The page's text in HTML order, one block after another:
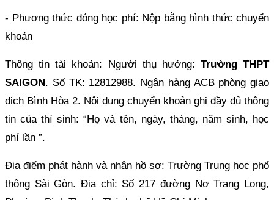
- Phương thức đóng học phí: Nộp bằng hình thức chuyển
khoản
Thông tin tài khoản: Người thụ hưởng: Trường THPT
SAIGON. Số TK: 12812988. Ngân hàng ACB phòng giao
dịch Bình Hòa 2. Nội dung chuyển khoản ghi đầy đủ thông
tin của thí sinh: “Họ và tên, ngày, tháng, năm sinh, học
phí lần ”.
Địa điểm phát hành và nhận hồ sơ: Trường Trung học phổ
thông Sài Gòn. Địa chỉ: Số 217 đường Nơ Trang Long,